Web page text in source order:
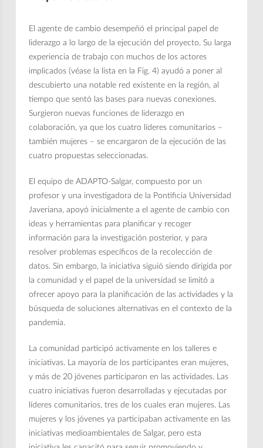
El agente de cambio desempeñó el principal papel de
liderazgo a lo largo de la ejecución del proyecto. Su larga
experiencia de trabajo con muchos de los actores
implicados (véase la lista en la Fig. 4) ayudó a poner al
descubierto una notable red existente en la región, al
tiempo que sentó las bases para nuevas conexiones.
Surgieron nuevas funciones de liderazgo en
colaboración, ya que los cuatro líderes comunitarios –
también mujeres – se encargaron de la ejecución de las
cuatro propuestas seleccionadas.
El equipo de ADAPTO-Salgar, compuesto por un
profesor y una investigadora de la Pontificia Universidad
Javeriana, apoyó inicialmente a el agente de cambio con
ideas y herramientas para planificar y recoger
información para la investigación posterior, y para
resolver problemas específicos de la recolección de
datos. Sin embargo, la iniciativa siguió siendo dirigida por
la comunidad y el papel de la universidad se limitó a
ofrecer apoyo para la planificación de las actividades y la
búsqueda de soluciones alternativas en el contexto de la
pandemia.
La comunidad participó activamente en los talleres e
iniciativas. La mayoría de los participantes eran mujeres,
y más de 20 jóvenes participaron en las actividades. Las
cuatro iniciativas fueron desarrolladas y ejecutadas por
líderes comunitarios, tres de los cuales eran mujeres. Las
mujeres y los jóvenes ya participaban activamente en las
iniciativas medioambientales de Salgar, pero esta